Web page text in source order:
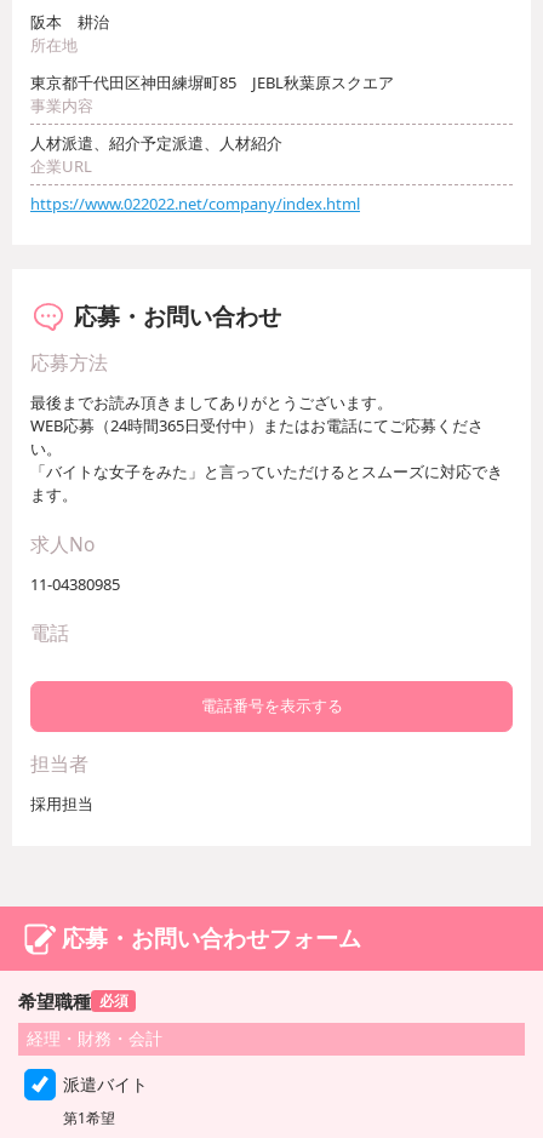
阪本 耕治
所在地
東京都千代田区神田練塀町85 JEBL秋葉原スクエア
事業内容
人材派遣、紹介予定派遣、人材紹介
企業URL
https://www.022022.net/company/index.html
応募・お問い合わせ
応募方法
最後までお読み頂きましてありがとうございます。
WEB応募（24時間365日受付中）またはお電話にてご応募くださ
い。
「バイトな女子をみた」と言っていただけるとスムーズに対応でき
ます。
求人No
11-04380985
電話
電話番号を表示する
担当者
採用担当
応募・お問い合わせフォーム
希望職種 必須
経理・財務・会計
派遣バイト
第1希望